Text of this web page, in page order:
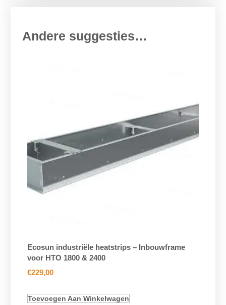
Andere suggesties…
Ecosun industriële heatstrips – Inbouwframe
voor HTO 1800 & 2400
€229,00
Toevoegen Aan Winkelwagen